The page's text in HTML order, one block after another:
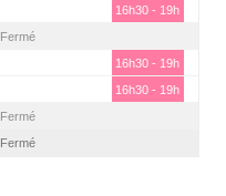
16h30 - 19h
Fermé
16h30 - 19h
16h30 - 19h
Fermé
Fermé